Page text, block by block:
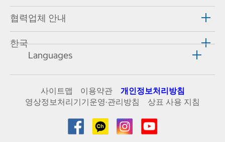
협력업체 안내
한국
Languages
사이트맵 이용약관
개인정보처리방침
영상정보처리기기운영·관리방침
상표 사용 지침